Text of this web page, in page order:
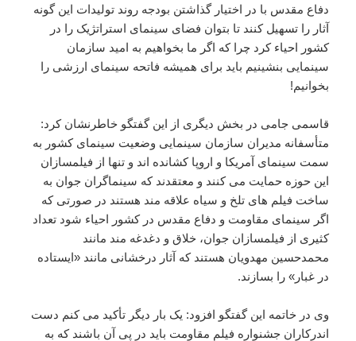
دفاع مقدس با در اختیار گذاشتن بودجه روند تولیدات این گونه
آثار را تسهیل کنند تا بتوان فضای سینمای استراتژیک را در
کشور احیاء کرد چرا که اگر ما بخواهیم به امید سازمان
سینمایی بنشینیم باید برای همیشه فاتحه سینمای ارزشی را
بخوانیم!
قاسمی جامی در بخش دیگری از این گفتگو خاطرنشان کرد:
متأسفانه مدیران سازمان سینمایی وضعیت سینمای کشور به
سمت سینمای آمریکا و اروپا کشانده اند و تنها از فیلمسازان
این حوزه حمایت می کنند و معتقدند که سینماگران جوان به
ساخت فیلم های تلخ و سیاه علاقه مند هستند در صورتی که
اگر سینمای مقاومت و دفاع مقدس در کشور احیاء شود تعداد
کثیری از فیلمسازان جوان، خلاق و دغدغه مند مانند
محمدحسین مهدویان هستند که آثار درخشانی مانند «ایستاده
در غبار» را بسازند.
وی در خاتمه این گفتگو افزود: یک بار دیگر تأکید می کنم دست
اندرکاران جشنواره فیلم مقاومت باید در پی آن باشند که به